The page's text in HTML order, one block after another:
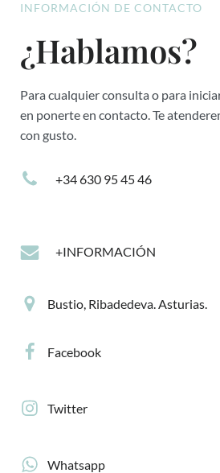
INFORMACIÓN DE CONTACTO
¿Hablamos?
Para cualquier consulta o para
en ponerte en contacto. Te
con gusto.
+34 630 95 45 46
+INFORMACIÓN
Bustio, Ribadedeva. Asturias.
Facebook
Twitter
Whatsapp